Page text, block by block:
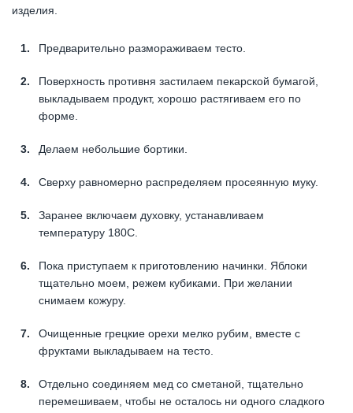
изделия.
Предварительно размораживаем тесто.
Поверхность противня застилаем пекарской бумагой,
выкладываем продукт, хорошо растягиваем его по
форме.
Делаем небольшие бортики.
Сверху равномерно распределяем просеянную муку.
Заранее включаем духовку, устанавливаем
температуру 180C.
Пока приступаем к приготовлению начинки. Яблоки
тщательно моем, режем кубиками. При желании
снимаем кожуру.
Очищенные грецкие орехи мелко рубим, вместе с
фруктами выкладываем на тесто.
Отдельно соединяем мед со сметаной, тщательно
перемешиваем, чтобы не осталось ни одного сладкого